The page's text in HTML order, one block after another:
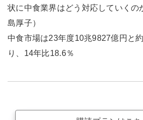
状に中食業界はどう対応していくの
島厚子）
中食市場は23年度10兆9827億円と
り、14年比18.6％